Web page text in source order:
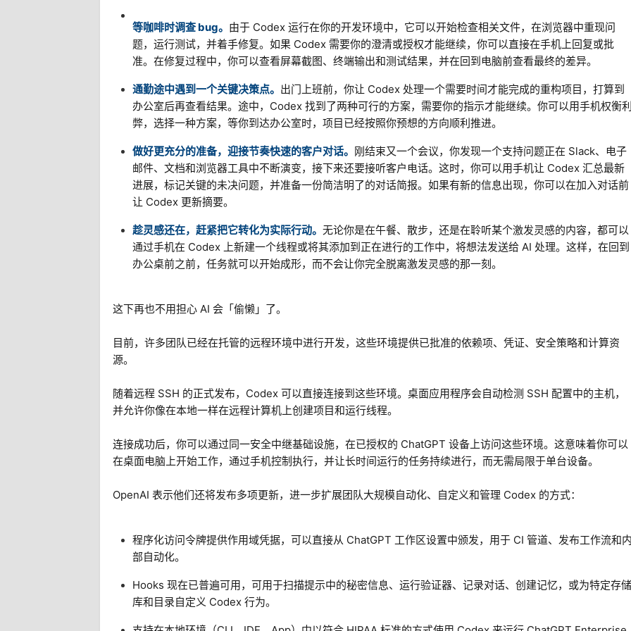
等咖啡时调查 bug。 由于 Codex 运行在你的开发环境中，它可以开始检查相关文件，在浏览器中重现问
题，运行测试，并着手修复。如果 Codex 需要你的澄清或授权才能继续，你可以直接在手机上回复或批
准。在修复过程中，你可以查看屏幕截图、终端输出和测试结果，并在回到电脑前查看最终的差异。
通勤途中遇到一个关键决策点。 出门上班前，你让 Codex 处理一个需要时间才能完成的重构项目，打算到
办公室后再查看结果。途中，Codex 找到了两种可行的方案，需要你的指示才能继续。你可以用手机权衡
弊，选择一种方案，等你到达办公室时，项目已经按照你预想的方向顺利推进。
做好更充分的准备，迎接节奏快速的客户对话。 刚结束又一个会议，你发现一个支持问题正在 Slack、电子
邮件、文档和浏览器工具中不断演变，接下来还要接听客户电话。这时，你可以用手机让 Codex 汇总最新
进展，标记关键的未决问题，并准备一份简洁明了的对话简报。如果有新的信息出现，你可以在加入对话前
让 Codex 更新摘要。
趁灵感还在，赶紧把它转化为实际行动。 无论你是在午餐、散步，还是在聆听某个激发灵感的内容，都可以
通过手机在 Codex 上新建一个线程或将其添加到正在进行的工作中，将想法发送给 AI 处理。这样，在回到
办公桌前之前，任务就可以开始成形，而不会让你完全脱离激发灵感的那一刻。
这下再也不用担心 AI 会「偷懒」了。
目前，许多团队已经在托管的远程环境中进行开发，这些环境提供已批准的依赖项、凭证、安全策略和计算资
源。
随着远程 SSH 的正式发布，Codex 可以直接连接到这些环境。桌面应用程序会自动检测 SSH 配置中的主机，
并允许你像在本地一样在远程计算机上创建项目和运行线程。
连接成功后，你可以通过同一安全中继基础设施，在已授权的 ChatGPT 设备上访问这些环境。这意味着你可以
在桌面电脑上开始工作，通过手机控制执行，并让长时间运行的任务持续进行，而无需局限于单台设备。
OpenAI 表示他们还将发布多项更新，进一步扩展团队大规模自动化、自定义和管理 Codex 的方式：
程序化访问令牌提供作用域凭据，可以直接从 ChatGPT 工作区设置中颁发，用于 CI 管道、发布工作流和
部自动化。
Hooks 现在已普遍可用，可用于扫描提示中的秘密信息、运行验证器、记录对话、创建记忆，或为特定存储
库和目录自定义 Codex 行为。